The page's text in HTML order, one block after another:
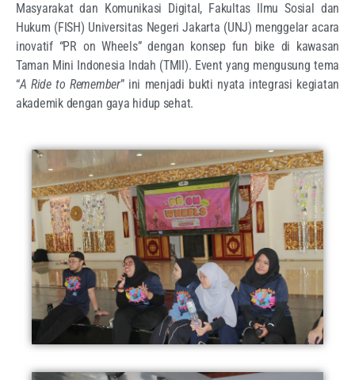
Masyarakat dan Komunikasi Digital, Fakultas Ilmu Sosial dan
Hukum (FISH) Universitas Negeri Jakarta (UNJ) menggelar acara
inovatif “PR on Wheels” dengan konsep fun bike di kawasan
Taman Mini Indonesia Indah (TMII). Event yang mengusung tema
“A Ride to Remember” ini menjadi bukti nyata integrasi kegiatan
akademik dengan gaya hidup sehat.